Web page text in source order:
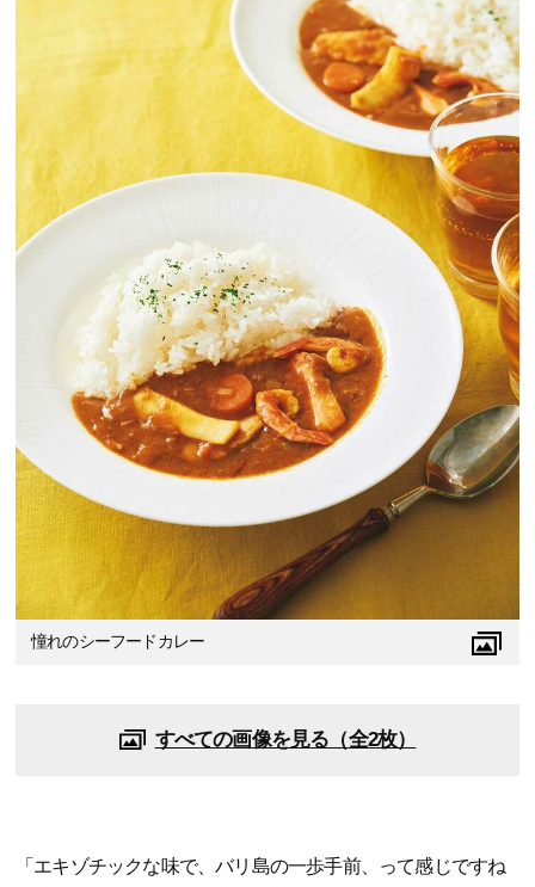
憧れのシーフードカレー
すべての画像を見る（全2枚）
「エキゾチックな味で、バリ島の一歩手前、って感じですね